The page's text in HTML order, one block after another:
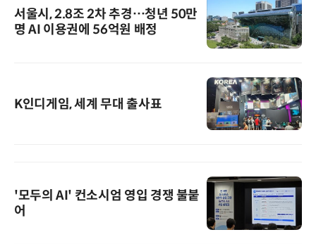
서울시, 2.8조 2차 추경…청년 50만
명 AI 이용권에 56억원 배정
K인디게임, 세계 무대 출사표
'모두의 AI' 컨소시엄 영입 경쟁 불붙
어